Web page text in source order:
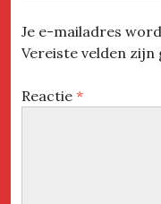
Je e-mailadres
Vereiste velden
Reactie *